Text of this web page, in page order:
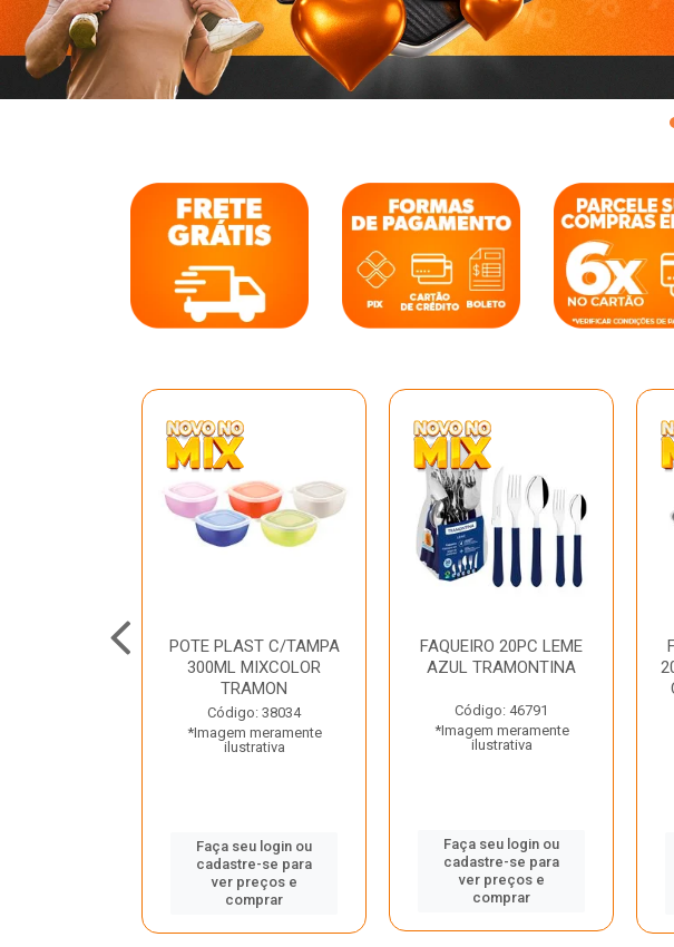
POTE PLAST C/TAMPA
300ML MIXCOLOR
TRAMON
Código: 38034
*Imagem meramente
ilustrativa
Faça seu login ou
cadastre-se para
ver preços e
comprar
FAQUEIRO 20PC LEME
AZUL TRAMONTINA
Código: 46791
*Imagem meramente
ilustrativa
Faça seu login ou
cadastre-se para
ver preços e
comprar